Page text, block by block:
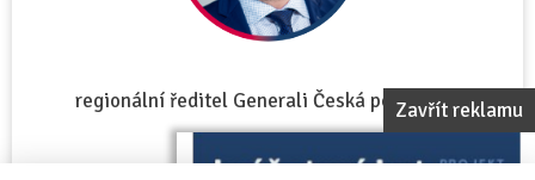
Zavřít reklamu
regionální ředitel Generali Česká pojišťovna